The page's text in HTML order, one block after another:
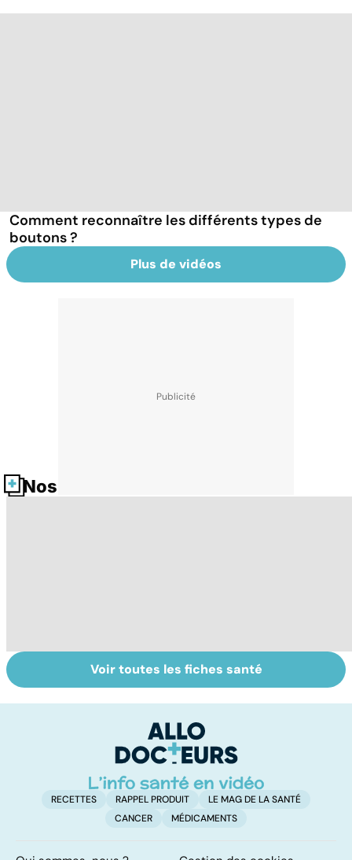
Comment reconnaître les différents types de
boutons ?
Plus de vidéos
Nos fiches santé
Tout savoir sur le
vitiligo
Prurit,
démangeaisons :
peau qui gratte !
Voir toutes les fiches santé
RECETTES RAPPEL PRODUIT
LE MAG DE LA SANTÉ
CANCER
MÉDICAMENTS